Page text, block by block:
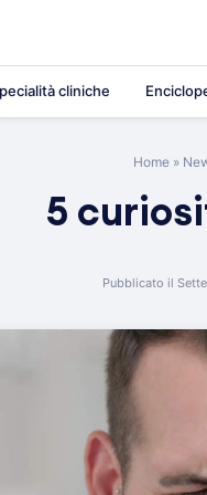
cliniche
Home»
5
Pubblicato il